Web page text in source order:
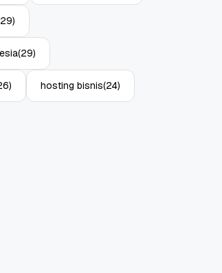
(29)
hosting bisnis(24)